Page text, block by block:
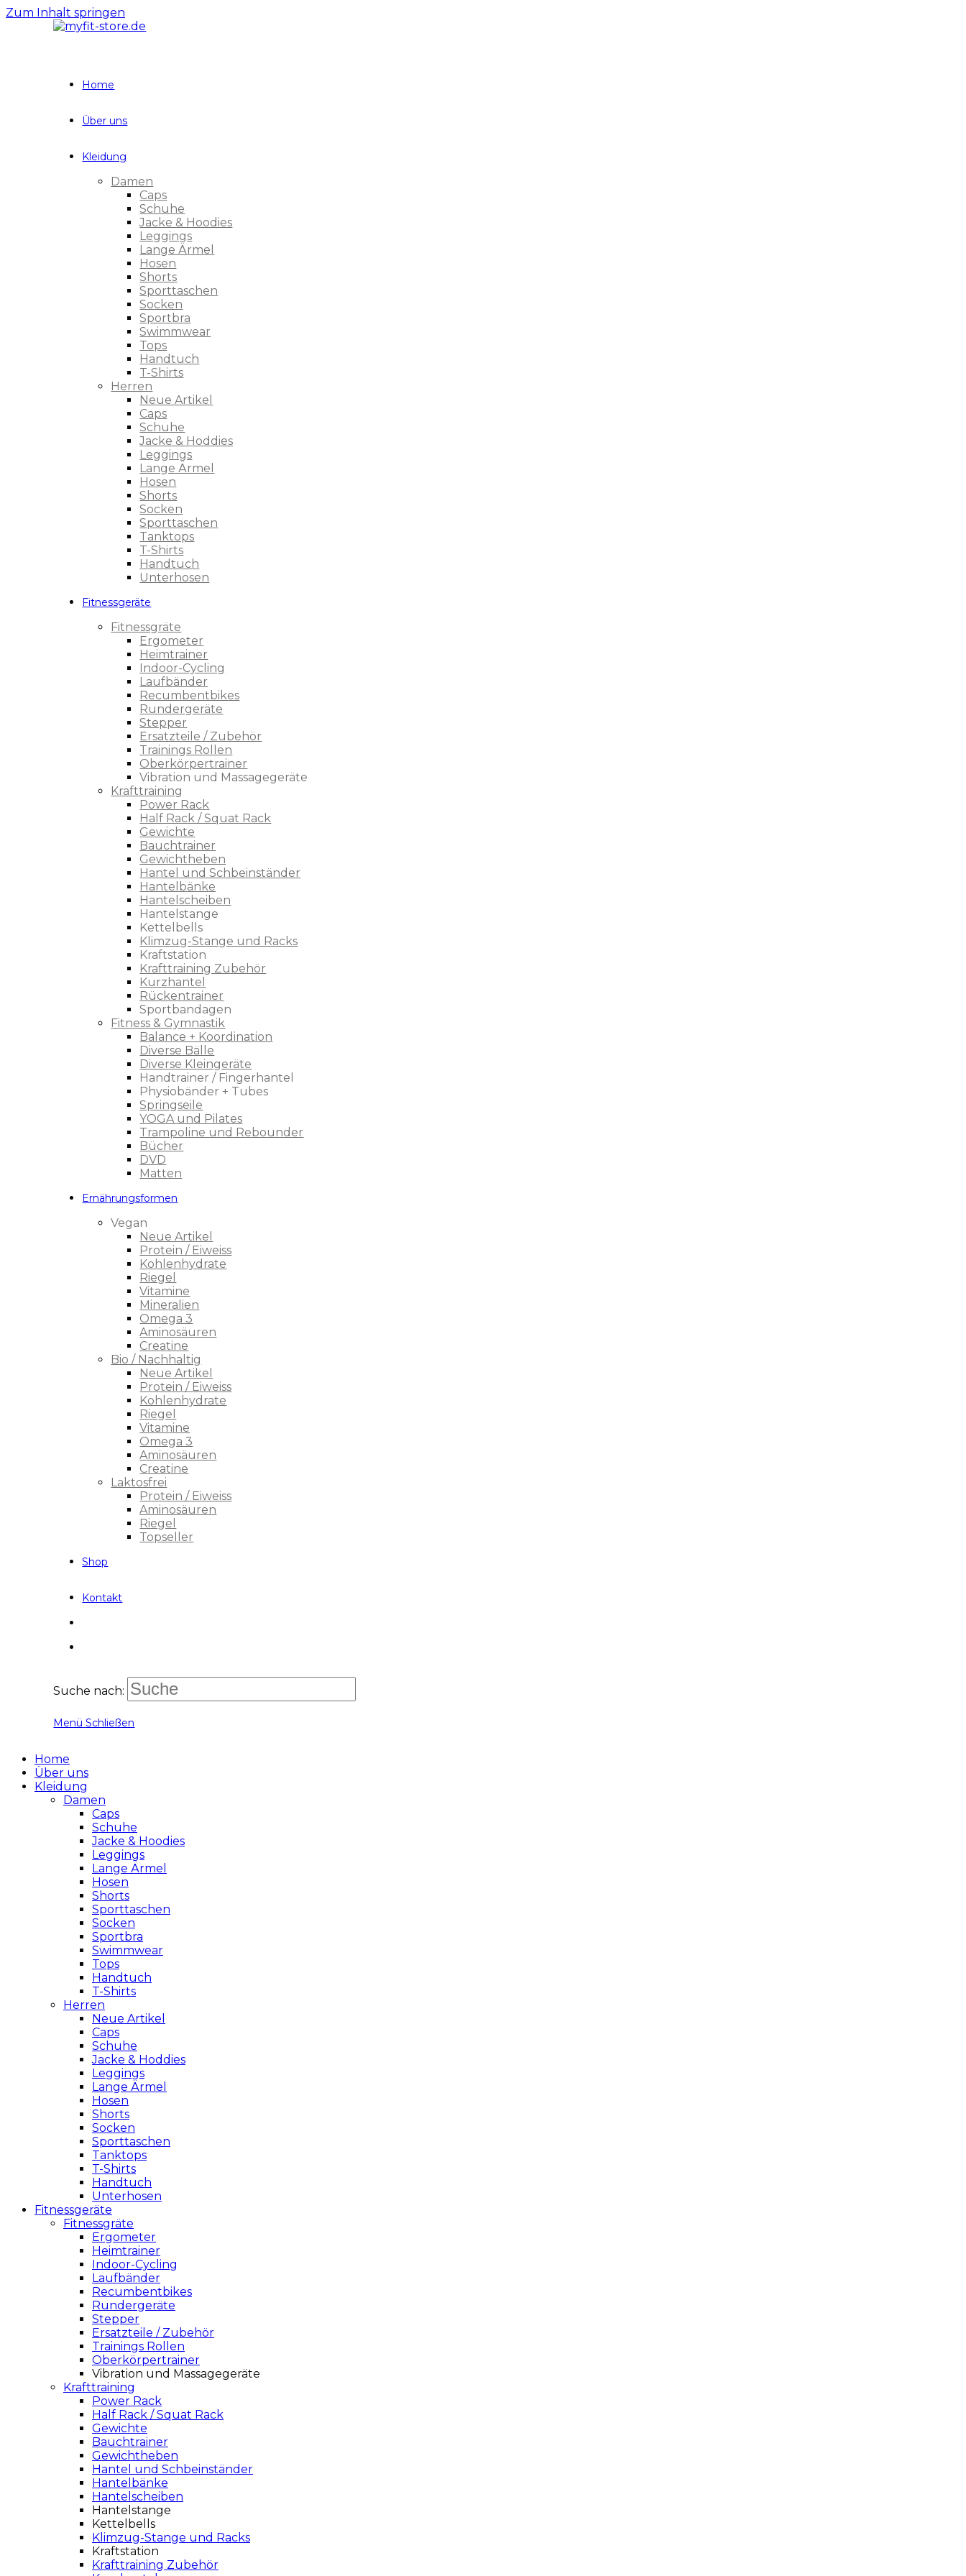
Zum Inhalt springen
Home
Über uns
Kleidung
Damen
Caps
Schuhe
Jacke & Hoodies
Leggings
Lange Ärmel
Hosen
Shorts
Sporttaschen
Socken
Sportbra
Swimmwear
Tops
Handtuch
T-Shirts
Herren
Neue Artikel
Caps
Schuhe
Jacke & Hoddies
Leggings
Lange Ärmel
Hosen
Shorts
Socken
Sporttaschen
Tanktops
T-Shirts
Handtuch
Unterhosen
Fitnessgeräte
Fitnessgräte
Ergometer
Heimtrainer
Indoor-Cycling
Laufbänder
Recumbentbikes
Rundergeräte
Stepper
Ersatzteile / Zubehör
Trainings Rollen
Oberkörpertrainer
Vibration und Massagegeräte
Krafttraining
Power Rack
Half Rack / Squat Rack
Gewichte
Bauchtrainer
Gewichtheben
Hantel und Schbeinständer
Hantelbänke
Hantelscheiben
Hantelstange
Kettelbells
Klimzug-Stange und Racks
Kraftstation
Krafttraining Zubehör
Kurzhantel
Rückentrainer
Sportbandagen
Fitness & Gymnastik
Balance + Koordination
Diverse Bälle
Diverse Kleingeräte
Handtrainer / Fingerhantel
Physiobänder + Tubes
Springseile
YOGA und Pilates
Trampoline und Rebounder
Bücher
DVD
Matten
Ernährungsformen
Vegan
Neue Artikel
Protein / Eiweiss
Kohlenhydrate
Riegel
Vitamine
Mineralien
Omega 3
Aminosäuren
Creatine
Bio / Nachhaltig
Neue Artikel
Protein / Eiweiss
Kohlenhydrate
Riegel
Vitamine
Omega 3
Aminosäuren
Creatine
Laktosfrei
Protein / Eiweiss
Aminosäuren
Riegel
Topseller
Shop
Kontakt
Suche nach:
Menü Schließen
Home
Über uns
Kleidung
Damen
Caps
Schuhe
Jacke & Hoodies
Leggings
Lange Ärmel
Hosen
Shorts
Sporttaschen
Socken
Sportbra
Swimmwear
Tops
Handtuch
T-Shirts
Herren
Neue Artikel
Caps
Schuhe
Jacke & Hoddies
Leggings
Lange Ärmel
Hosen
Shorts
Socken
Sporttaschen
Tanktops
T-Shirts
Handtuch
Unterhosen
Fitnessgeräte
Fitnessgräte
Ergometer
Heimtrainer
Indoor-Cycling
Laufbänder
Recumbentbikes
Rundergeräte
Stepper
Ersatzteile / Zubehör
Trainings Rollen
Oberkörpertrainer
Vibration und Massagegeräte
Krafttraining
Power Rack
Half Rack / Squat Rack
Gewichte
Bauchtrainer
Gewichtheben
Hantel und Schbeinständer
Hantelbänke
Hantelscheiben
Hantelstange
Kettelbells
Klimzug-Stange und Racks
Kraftstation
Krafttraining Zubehör